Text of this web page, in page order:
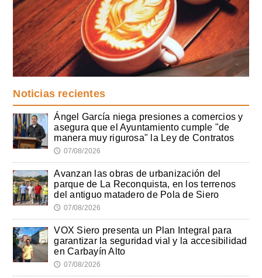
Noticias recientes
Ángel García niega presiones a comercios y
asegura que el Ayuntamiento cumple "de
manera muy rigurosa" la Ley de Contratos
🕔 07/08/2026
Avanzan las obras de urbanización del
parque de La Reconquista, en los terrenos
del antiguo matadero de Pola de Siero
🕔 07/08/2026
VOX Siero presenta un Plan Integral para
garantizar la seguridad vial y la accesibilidad
en Carbayín Alto
🕔 07/08/2026